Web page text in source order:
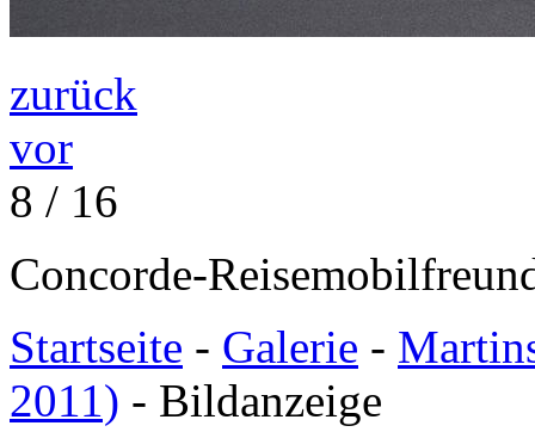
zurück
vor
8 / 16
Concorde-
Startseite - Galerie -
2011) - Bildanzeige